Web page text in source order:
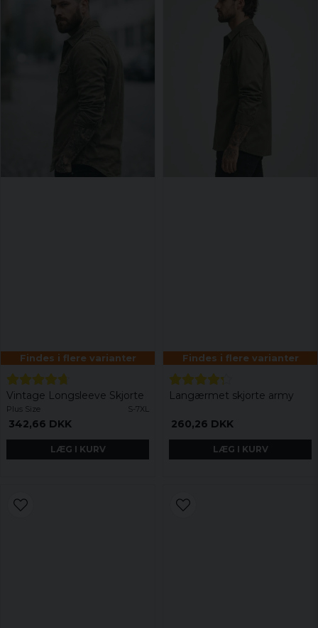
Findes i flere varianter
Vintage Longsleeve Skjorte
Plus Size S-7XL
342,66 DKK
LÆG I KURV
Findes i flere varianter
Langærmet skjorte army
260,26 DKK
LÆG I KURV